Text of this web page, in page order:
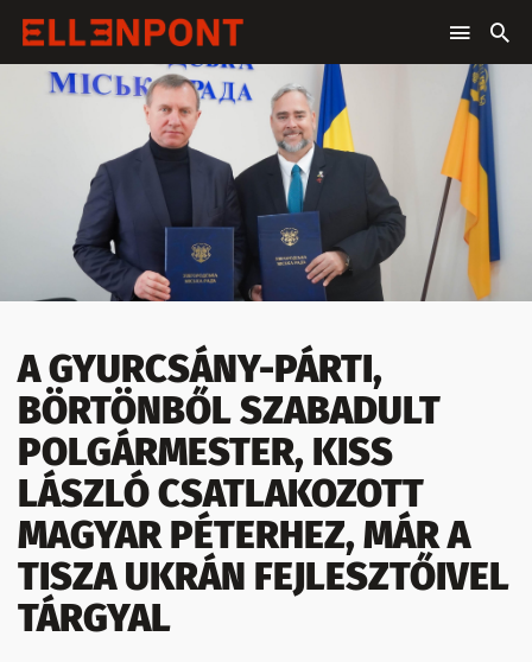
A GYURCSÁNY-PÁRTI,
BÖRTÖNBŐL SZABADULT
POLGÁRMESTER, KISS
LÁSZLÓ CSATLAKOZOTT
MAGYAR PÉTERHEZ, MÁR A
TISZA UKRÁN FEJLESZTŐIVEL
TÁRGYAL